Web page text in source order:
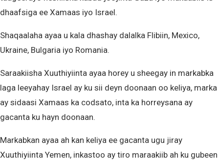
dhaafsiga ee Xamaas iyo Israel.
Shaqaalaha ayaa u kala dhashay dalalka Flibiin, Mexico,
Ukraine, Bulgaria iyo Romania.
Saraakiisha Xuuthiyiinta ayaa horey u sheegay in markabka
laga leeyahay Israel ay ku sii deyn doonaan oo keliya, marka
ay sidaasi Xamaas ka codsato, inta ka horreysana ay
gacanta ku hayn doonaan.
Markabkan ayaa ah kan keliya ee gacanta ugu jiray
Xuuthiyiinta Yemen, inkastoo ay tiro maraakiib ah ku gubeen